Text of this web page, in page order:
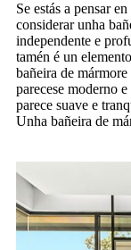
Se estás a pensar
considerar unha
independente e
tamén é un
bañeira de
parecese moderno
parece suave e
Unha bañeira de